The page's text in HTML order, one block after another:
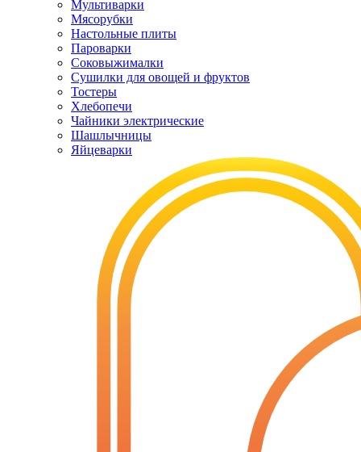
Мультиварки
Мясорубки
Настольные плиты
Пароварки
Соковыжималки
Сушилки для овощей и фруктов
Тостеры
Хлебопечи
Чайники электрические
Шашлычницы
Яйцеварки